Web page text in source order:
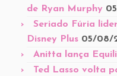
de Ryan Murphy
Seriado Fúria
Disney Plus 05/08/
Anitta lança
Ted Lasso volta